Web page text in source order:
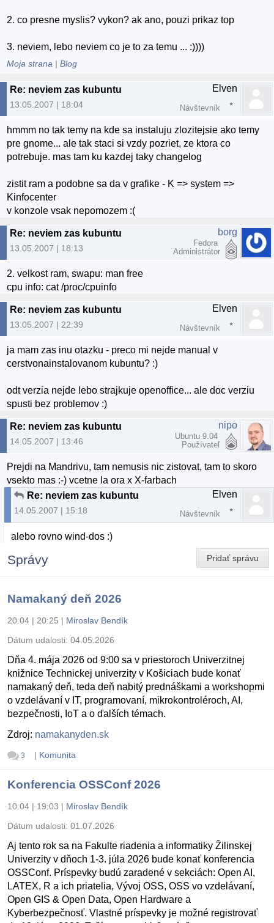
2. co presne myslis? vykon? ak ano, pouzi prikaz top
3. neviem, lebo neviem co je to za temu ... :))))
Moja strana |Blog
Re: neviem zas kubuntu
13.05.2007 | 18:04
Elven
Návštevník
hmmm no tak temy na kde sa instaluju zlozitejsie ako temy
pre gnome... ale tak staci si vzdy pozriet, ze ktora co
potrebuje. mas tam ku kazdej taky changelog
zistit ram a podobne sa da v grafike - K => system =>
Kinfocenter
v konzole vsak nepomozem :(
Re: neviem zas kubuntu
13.05.2007 | 18:13
borg
Fedora
Administrátor
2. velkost ram, swapu: man free
cpu info: cat /proc/cpuinfo
Re: neviem zas kubuntu
13.05.2007 | 22:39
Elven
Návštevník
ja mam zas inu otazku - preco mi nejde manual v
cerstvonainstalovanom kubuntu? :)
odt verzia nejde lebo strajkuje openoffice... ale doc verziu
spusti bez problemov :)
Re: neviem zas kubuntu
14.05.2007 | 13:46
nipo
Ubuntu 9.04
Používateľ
Prejdi na Mandrivu, tam nemusis nic zistovat, tam to skoro
vsekto mas :-) vcetne la ora x X-farbach
Re: neviem zas kubuntu
14.05.2007 | 15:18
Elven
Návštevník
alebo rovno wind-dos :)
Pridať správu
Správy
Namakaný deň 2026
20.04 | 20:25 | Miroslav Bendík
Dátum udalosti: 04.05.2026
Dňa 4. mája 2026 od 9:00 sa v priestoroch Univerzitnej
knižnice Technickej univerzity v Košiciach bude konať
namakaný deň, teda deň nabitý prednáškami a workshopmi
o vzdelávaní v IT, programovaní, mikrokontroléroch, AI,
bezpečnosti, IoT a o ďalších témach.
Zdroj: namakanyden.sk
3 | Komunita
Konferencia OSSConf 2026
10.04 | 19:03 | Miroslav Bendík
Dátum udalosti: 01.07.2026
Aj tento rok sa na Fakulte riadenia a informatiky Žilinskej
Univerzity v dňoch 1-3. júla 2026 bude konať konferencia
OSSConf. Príspevky budú zaradené v sekciách: Open AI,
LATEX, R a ich priatelia, Vývoj OSS, OSS vo vzdelávaní,
Open GIS & Open Data, Open Hardware a
Kyberbezpečnosť. Vlastné príspevky je možné registrovať